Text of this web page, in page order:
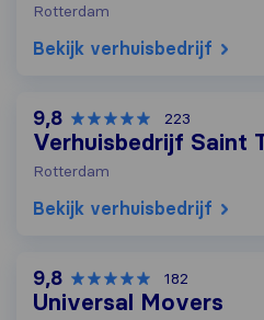
Rotterdam
Bekijk verhuisbedrijf
9,8 223
Verhuisbedrijf Saint
Rotterdam
Bekijk verhuisbedrijf
9,8 182
Universal Movers